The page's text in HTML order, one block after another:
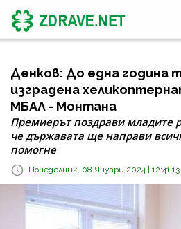
Денков: До една година
изградена
МБАЛ - Монтана
Премиерът поздрави младите
че държавата ще направи
помогне
Понеделник, 08 Януари 2024 | 12:41:13